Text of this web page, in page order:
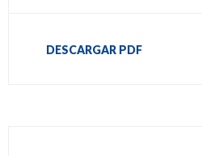
DESCARGAR PDF